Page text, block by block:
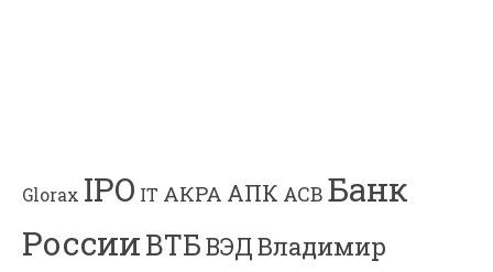
Glorax IPO IT АКРА АПК АСВ Банк
РоссииВТБВЭДВладимир